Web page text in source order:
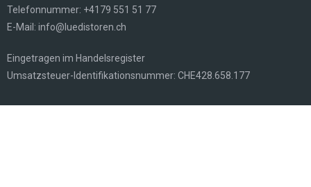
Telefonnummer: +4179 551 51 77
E-Mail: info@luedistoren.ch
Eingetragen im Handelsregister
Umsatzsteuer-Identifikationsnummer: CHE­428.658.177